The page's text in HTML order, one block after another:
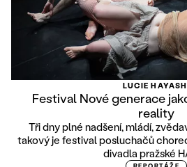
LUCIE
Festival Nové generace
reality
Tři dny plné nadšení, mládí,
takový je festival posluchačů
divadla pražské